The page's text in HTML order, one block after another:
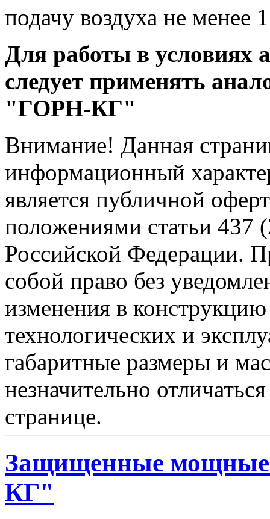
подачу воздуха не менее
Для работы в условиях
следует применять
"ГОРН-КГ"
Внимание! Данная
информационный
является публичной
положениями статьи 437
Российской Федерации.
собой право без
изменения в
технологических и
габаритные размеры и
незначительно
странице.
Защищенные
КГ"